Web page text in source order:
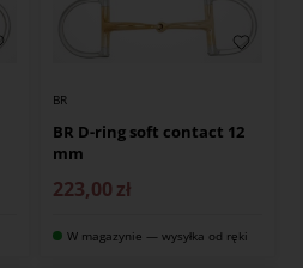
BR
BR D-ring soft contact 12
mm
223,00 zł
W magazynie — wysyłka od ręki